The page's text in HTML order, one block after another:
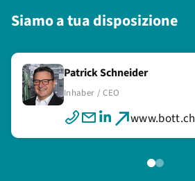
Siamo a tua disposizione
Patrick Schneider
Inhaber / CEO
www.bott.ch
www.bott.ch